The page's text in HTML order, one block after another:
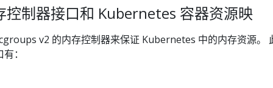
控制器接口和 Kubernetes 容器资源映
v2 的内存控制器来保证 Kubernetes 中的内存资源。
：